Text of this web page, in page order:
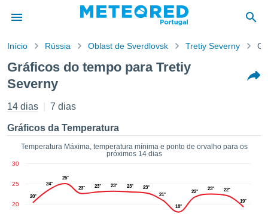
da
por
que as
a este
e
Início Rússia Oblast de Sverdlovsk Tretiy Severny
Gráficos do tempo para Tretiy
Severny
14 dias 7 dias
Gráficos da Temperatura
Temperatura Máxima, temperatura mínima e ponto de orvalho para os
próximos 14 dias
20
25
30
20°
24°
25°
23°
23° 23° 23°
23°
21°
18°
22°
23° 22°
19°